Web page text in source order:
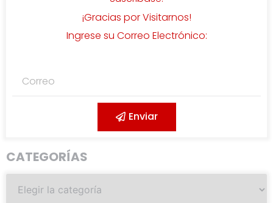
¡Gracias por Visitarnos!
Ingrese su Correo Electrónico:
Enviar
CATEGORÍAS